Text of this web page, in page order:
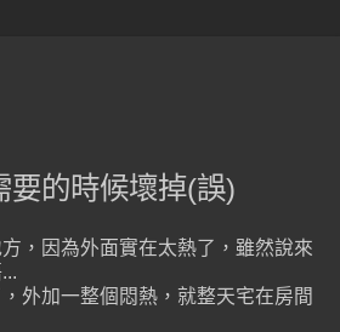
要的時候壞掉(誤)
，因為外面實在太熱了，雖然說來
外加一整個悶熱，就整天宅在房間